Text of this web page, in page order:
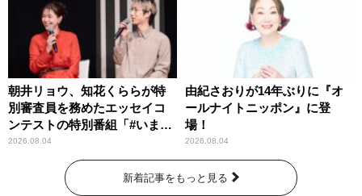
朝井リョウ、知花くららが特
別審査員を務めたエッセイコ
ンテストの特別番組「#いまあ
なたに伝えたいこと」
2026.08.04
由紀さおりが14年ぶりに『オ
ールナイトニッポン』に登
場！
2026.08.04
新着記事をもっと見る